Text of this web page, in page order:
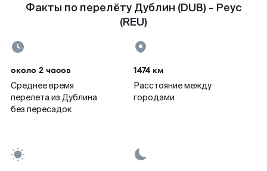
Факты по перелёту Дублин (DUB) - Реус
(REU)
около 2 часов
Среднее время
перелета из Дублина
без пересадок
1474 км
Расстояние между
городами